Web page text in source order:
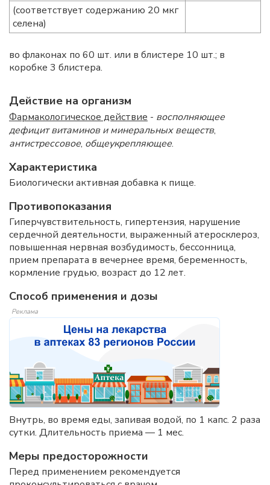
(соответствует содержанию 20 мкг
селена)
во флаконах по 60 шт. или в блистере 10 шт.; в
коробке 3 блистера.
Действие на организм
Фармакологическое действие - восполняющее
дефицит витаминов и минеральных веществ,
антистрессовое, общеукрепляющее.
Характеристика
Биологически активная добавка к пище.
Противопоказания
Гиперчувствительность, гипертензия, нарушение
сердечной деятельности, выраженный атеросклероз,
повышенная нервная возбудимость, бессонница,
прием препарата в вечернее время, беременность,
кормление грудью, возраст до 12 лет.
Способ применения и дозы
Реклама
Внутрь, во время еды, запивая водой, по 1 капс. 2 раза
сутки. Длительность приема — 1 мес.
Меры предосторожности
Перед применением рекомендуется